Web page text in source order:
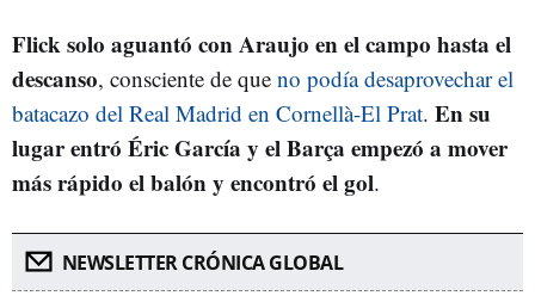
Flick solo aguantó con Araujo en el campo hasta el
descanso, consciente de que no podía desaprovechar el
batacazo del Real Madrid en Cornellà-El Prat. En su
lugar entró Éric García y el Barça empezó a mover
más rápido el balón y encontró el gol.
NEWSLETTER CRÓNICA GLOBAL